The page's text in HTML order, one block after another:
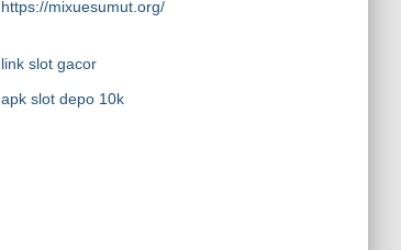
https://mixuesumut.org/
link slot gacor
apk slot depo 10k